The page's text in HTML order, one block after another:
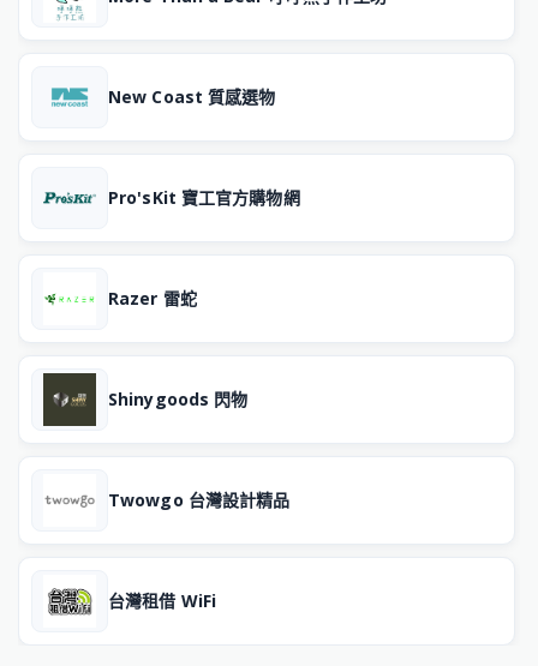
New Coast 質感選物
Pro'sKit 寶工官方購物網
Razer 雷蛇
Shinygoods 閃物
Twowgo 台灣設計精品
台灣租借 WiFi